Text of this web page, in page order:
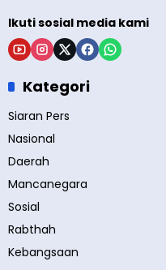
Ikuti sosial media kami
Kategori
Siaran Pers
Nasional
Daerah
Mancanegara
Sosial
Rabthah
Kebangsaan